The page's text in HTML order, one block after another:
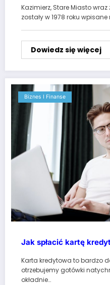
Kazimierz, Stare Miasto
zostały w 1978 roku
Dowiedz się więcej
Biznes I Finanse
Jak spłacić kartę
Karta kredytowa to bardzo
otrzebujemy gotówki
okładnie…